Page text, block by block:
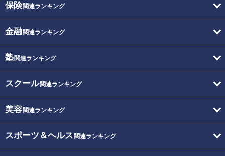
保険関連ランキング
金融関連ランキング
塾関連ランキング
スクール関連ランキング
美容関連ランキング
スポーツ＆ヘルス 関連ランキング